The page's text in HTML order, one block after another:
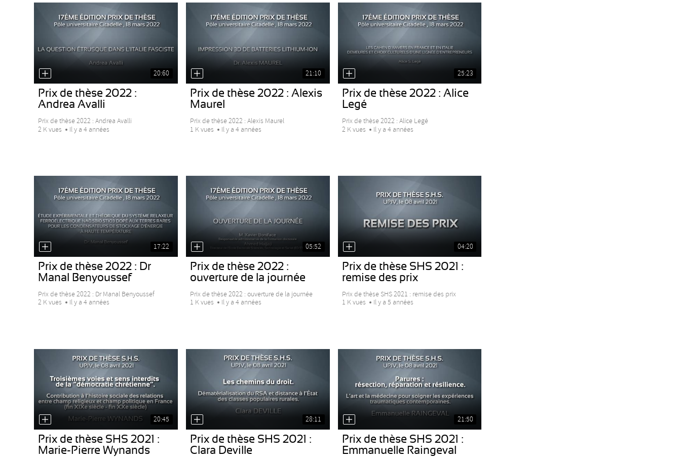
20:60
Prix de thèse 2022 :
Andrea Avalli
Prix de thèse 2022 : Andrea Avalli
2 K vues
Il y a 4 années
21:10
Prix de thèse 2022 : Alexis
Maurel
Prix de thèse 2022 : Alexis Maurel
1 K vues
Il y a 4 années
25:23
Prix de thèse 2022 : Alice
Legé
Prix de thèse 2022 : Alice Legé
2 K vues
Il y a 4 années
17:22
Prix de thèse 2022 : Dr
Manal Benyoussef
Prix de thèse 2022 : Dr Manal Benyoussef
2 K vues
Il y a 4 années
05:52
Prix de thèse 2022 :
ouverture de la journée
Prix de thèse 2022 : ouverture de la journée
1 K vues
Il y a 4 années
04:20
Prix de thèse SHS 2021 :
remise des prix
Prix de thèse SHS 2021 : remise des prix
1 K vues
Il y a 5 années
20:45
Prix de thèse SHS 2021 :
Marie-Pierre Wynands
28:11
Prix de thèse SHS 2021 :
Clara Deville
21:50
Prix de thèse SHS 2021 :
Emmanuelle Raingeval